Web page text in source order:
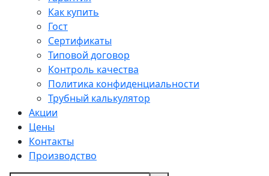
Как купить
Гост
Сертификаты
Типовой договор
Контроль качества
Политика конфиденциальности
Трубный калькулятор
Акции
Цены
Контакты
Производство